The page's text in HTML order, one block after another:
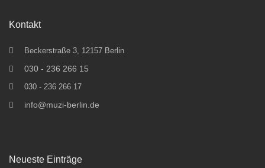
Kontakt
Beckerstraße 3, 12157 Berlin
030 - 236 266 15
030 - 236 266 17
info@muzi-berlin.de
Neueste Einträge